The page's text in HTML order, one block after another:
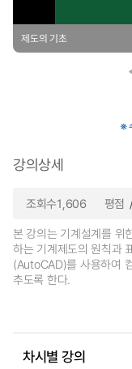
제도의 기초
※
강의상세
조회수1,606 평점
본 강의는 기계설계를 위
하는 기계제도의 원칙과
(AutoCAD)를 사용하여
추도록 한다.
차시별 강의